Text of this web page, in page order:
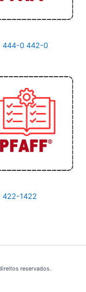
444-0 442-0
422-1422
reservados.